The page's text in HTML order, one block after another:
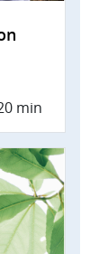
min